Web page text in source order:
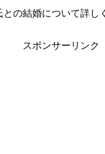
の結婚について詳し
スポンサーリンク